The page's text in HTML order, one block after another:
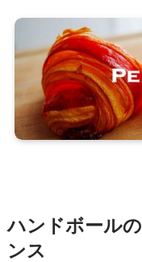
ハンドボール
ンス